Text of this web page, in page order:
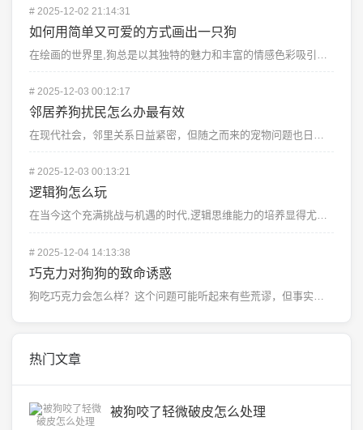
# 2025-12-02 21:14:31
如何用简单又可爱的方式画出一只狗
# 2025-12-03 00:12:17
邻居养狗扰民怎么办最有效
在现代社会，邻里关系日益紧密，但随之而来的宠物问题也日益凸显，特别是一些居民家中养狗，不仅给自家带来...
# 2025-12-03 00:13:21
逻辑狗怎么玩
在当今这个充满挑战与机遇的时代,逻辑思维能力的培养显得尤为重要，而“逻辑狗”作为一种寓教于乐的智力游...
# 2025-12-04 14:13:38
巧克力对狗狗的致命诱惑
热门文章
被狗咬了轻微破皮怎么处理